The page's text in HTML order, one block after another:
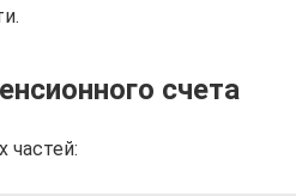
счета
частей: